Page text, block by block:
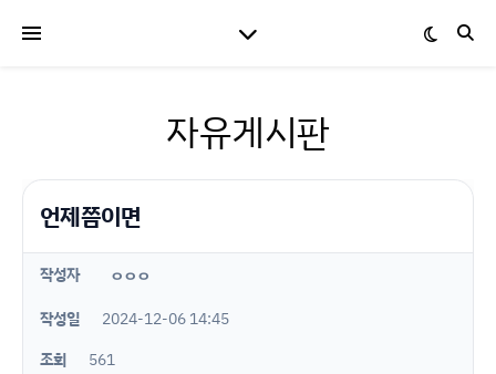
자유게시판
언제쯤이면
작성자 ㅇㅇㅇ
작성일
2024-12-06 14:45
조회
561